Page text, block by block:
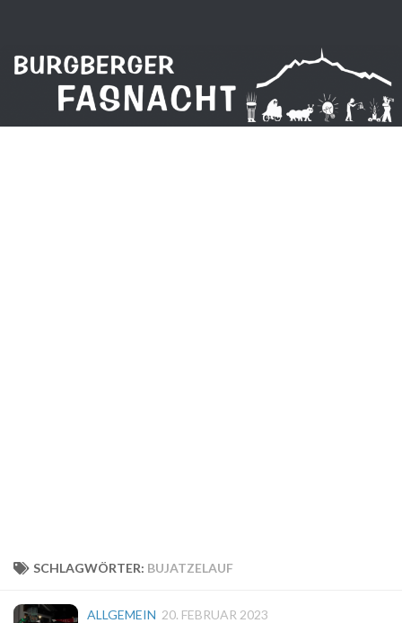
SCHLAGWÖRTER: BUJATZELAUF
ALLGEMEIN 20. FEBRUAR 2023